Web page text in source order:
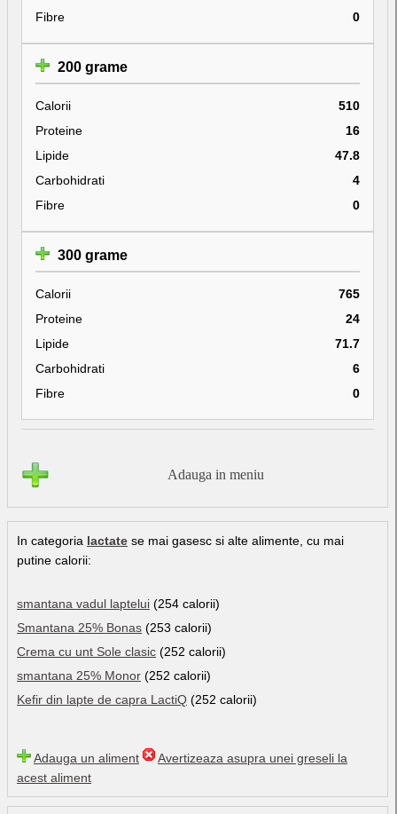
Fibre
0
200 grame
Calorii
510
Proteine
16
Lipide
47.8
Carbohidrati
4
Fibre
0
300 grame
Calorii
765
Proteine
24
Lipide
71.7
Carbohidrati
6
Fibre
0
Adauga in meniu
In categoria lactate se mai gasesc si alte alimente, cu mai
putine calorii:
smantana vadul laptelui (254 calorii)
Smantana 25% Bonas (253 calorii)
Crema cu unt Sole clasic (252 calorii)
smantana 25% Monor (252 calorii)
Kefir din lapte de capra LactiQ (252 calorii)
Adauga un aliment
Avertizeaza asupra unei greseli la
acest aliment